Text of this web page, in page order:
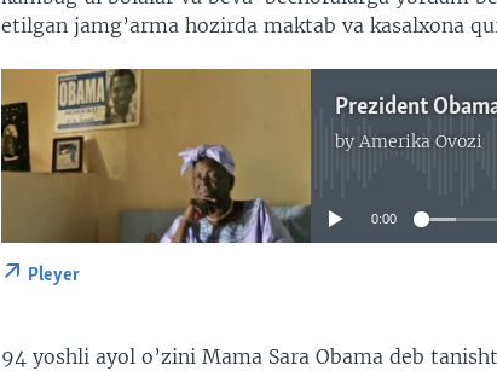
etilgan jamg’arma hozirda maktab va kasalxona
byAmerika Ovozi
No media source
0:00
Pleyer
94 yoshli ayol o’zini Mama Sara Obama deb